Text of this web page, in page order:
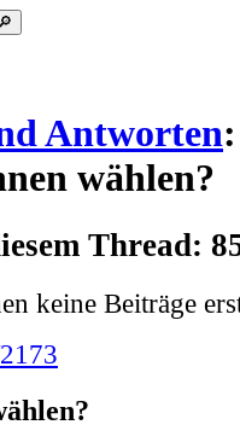
Antworten:
wählen?
Thread:
keine Beiträge